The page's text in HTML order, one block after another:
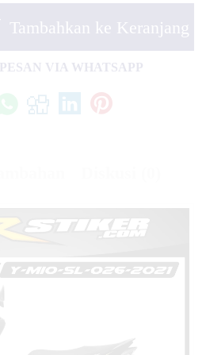
Tambahkan ke Keranjang
PESAN VIA WHATSAPP